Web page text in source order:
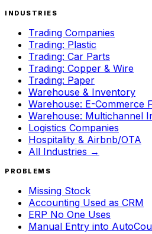
INDUSTRIES
Trading Companies
Trading: Plastic
Trading: Car Parts
Trading: Copper & Wire
Trading: Paper
Warehouse & Inventory
Warehouse: E-Commerce
Warehouse: Multichannel
Logistics Companies
Hospitality & Airbnb/OTA
All Industries →
PROBLEMS
Missing Stock
Accounting Used as CRM
ERP No One Uses
Manual Entry into